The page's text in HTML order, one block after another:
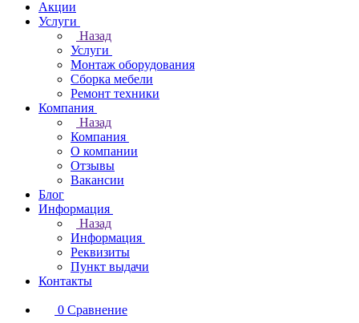
Акции
Услуги
Назад
Услуги
Монтаж оборудования
Сборка мебели
Ремонт техники
Компания
Назад
Компания
О компании
Отзывы
Вакансии
Блог
Информация
Назад
Информация
Реквизиты
Пункт выдачи
Контакты
0 Сравнение